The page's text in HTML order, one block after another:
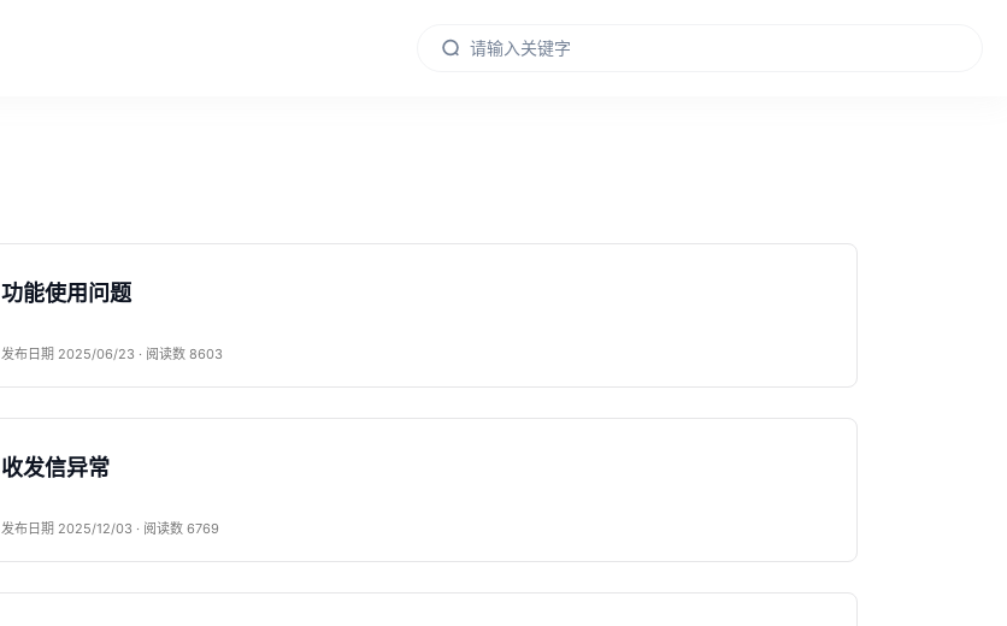
功能使用问题
发布日期 2025/06/23 · 阅读数 8603
收发信异常
发布日期 2025/12/03 · 阅读数 6769